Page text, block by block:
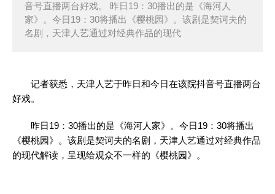
音号直播两台好戏。 昨日19：30播出的是《海河人
家》。今日19：30将播出《樱桃园》。该剧是契诃夫的
名剧，天津人艺通过对经典作品的现代
记者获悉，天津人艺于昨日和今日在该院抖音号直播两台
好戏。
昨日19：30播出的是《海河人家》。今日19：30将播出
《樱桃园》。该剧是契诃夫的名剧，天津人艺通过对经典作品
的现代解读，呈现给观众不一样的《樱桃园》。